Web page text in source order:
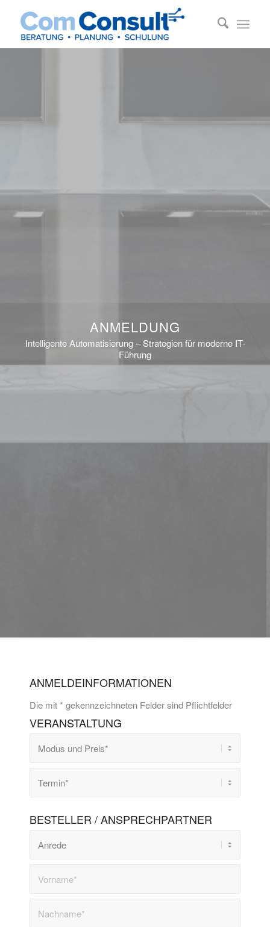
ANMELDUNG
Intelligente Automatisierung – Strategien für moderne IT-
Führung
ANMELDEINFORMATIONEN
Die mit * gekennzeichneten Felder sind Pflichtfelder
VERANSTALTUNG
BESTELLER / ANSPRECHPARTNER